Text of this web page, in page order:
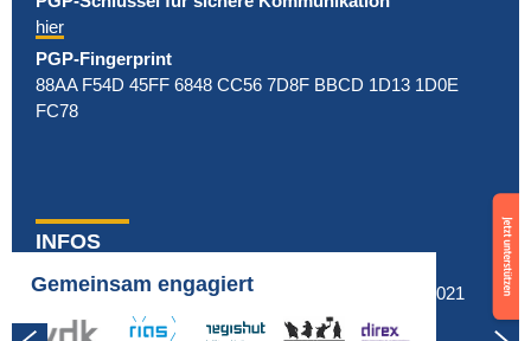
Gemeinsam engagiert
vdk rias regishut bgn direx
PRESSEMITTEILUNG:
Neue Handreichung
zum Umgang mit dem
Kulturkampf von rechts
in Bibliotheken
Next:
hier
PGP-Fingerprint
88AA F54D 45FF 6848 CC56 7D8F BBCD 1D13 1D0E
FC78
INFOS
Fragen & Antworten
Impressum & Datenschutz
© MBR Berlin 2021
Support
now